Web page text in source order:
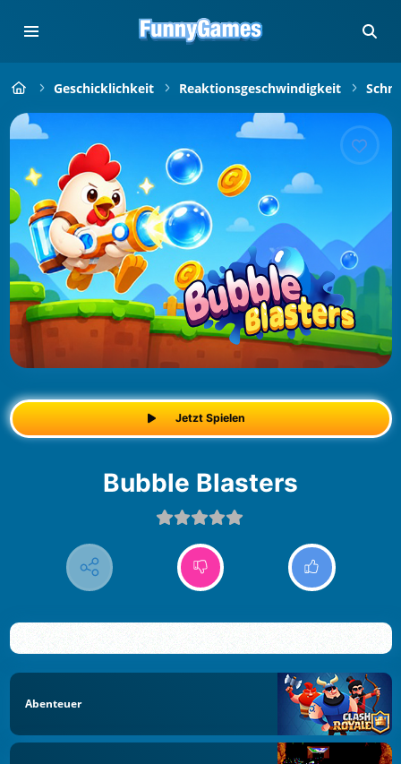
Geschicklichkeit Reaktionsgeschwindigkeit
Jetzt Spielen
Bubble Blasters
Abenteuer